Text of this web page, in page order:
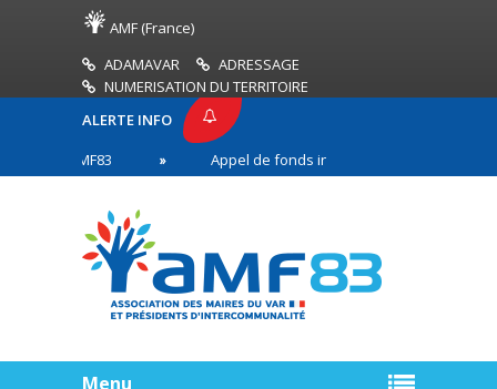
AMF (France)
ADAMAVAR
ADRESSAGE
NUMERISATION DU TERRITOIRE
ALERTE INFO
Appel de fonds incendies de forêt
première ligne
Menu